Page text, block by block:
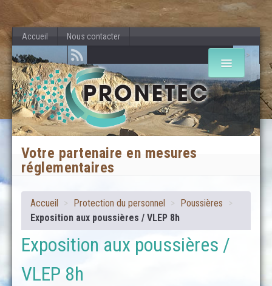
Accueil
Nous contacter
>>
Votre partenaire en mesures
réglementaires
DOMAINE ENVIRONNEMENTAL
PROTECTION DU PERSONNEL
Accueil > Protection du personnel > Poussières >
Exposition aux poussières / VLEP 8h
Exposition aux poussières /
VLEP 8h